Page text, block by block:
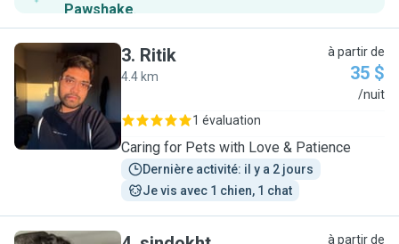
Pawshake.
R
3. Ritik
4.4 km
à partir de
35 $
/nuit
1 évaluation
Caring for Pets with Love & Patience
Dernière activité: il y a 2 jours
Je vis avec 1 chien, 1 chat
à partir de